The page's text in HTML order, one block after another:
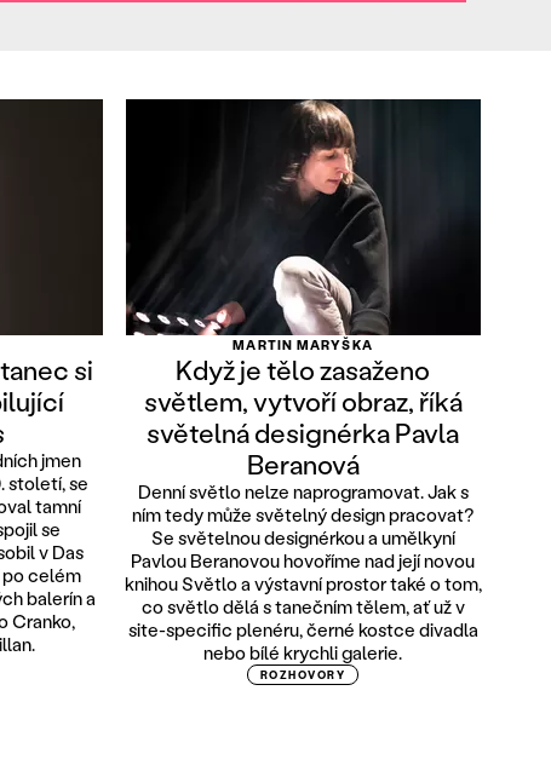
si
jmen
století, se
tamní
se
v Das
celém
balerín a
Cranko,
MARTIN MARYŠKA
Když je tělo zasaženo
světlem, vytvoří obraz, říká
světelná designérka Pavla
Beranová
Denní světlo nelze naprogramovat. Jak s
ním tedy může světelný design pracovat?
Se světelnou designérkou a umělkyní
Pavlou Beranovou hovoříme nad její novou
knihou Světlo a výstavní prostor také o tom,
co světlo dělá s tanečním tělem, ať už v
site-specific plenéru, černé kostce divadla
nebo bílé krychli galerie.
ROZHOVORY